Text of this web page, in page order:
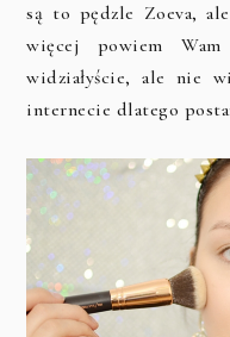
są to pędzle Zoeva,
więcej powiem
widziałyście, ale nie
internecie dlatego